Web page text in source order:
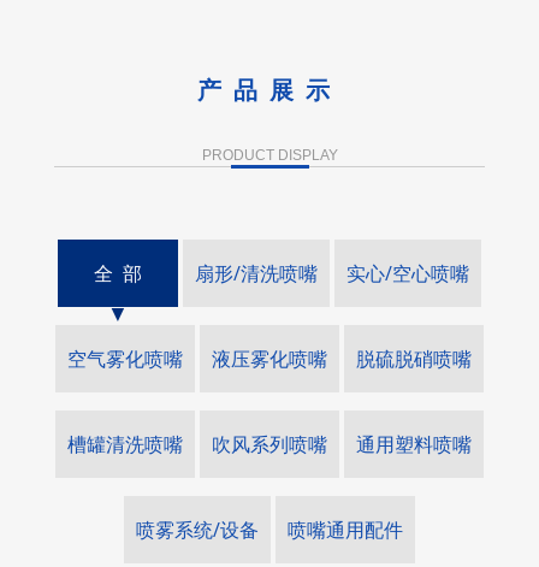
产品展示
PRODUCT DISPLAY
全 部 扇形/清洗喷嘴 实心/空心喷嘴
空气雾化喷嘴 液压雾化喷嘴 脱硫脱硝喷嘴
槽罐清洗喷嘴 吹风系列喷嘴 通用塑料喷嘴
喷雾系统/设备 喷嘴通用配件